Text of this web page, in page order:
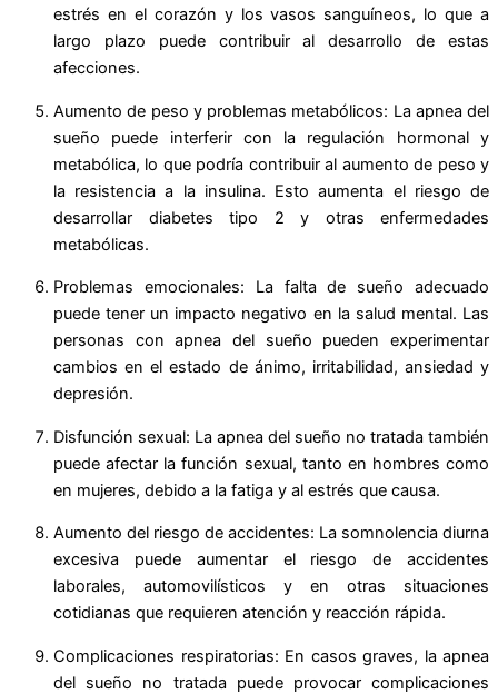
estrés en el corazón y los vasos sanguíneos, lo que a
largo plazo puede contribuir al desarrollo de estas
afecciones.
Aumento de peso y problemas metabólicos: La apnea del
sueño puede interferir con la regulación hormonal y
metabólica, lo que podría contribuir al aumento de peso y
la resistencia a la insulina. Esto aumenta el riesgo de
desarrollar diabetes tipo 2 y otras enfermedades
metabólicas.
Problemas emocionales: La falta de sueño adecuado
puede tener un impacto negativo en la salud mental. Las
personas con apnea del sueño pueden experimentar
cambios en el estado de ánimo, irritabilidad, ansiedad y
depresión.
Disfunción sexual: La apnea del sueño no tratada también
puede afectar la función sexual, tanto en hombres como
en mujeres, debido a la fatiga y al estrés que causa.
Aumento del riesgo de accidentes: La somnolencia diurna
excesiva puede aumentar el riesgo de accidentes
laborales, automovilísticos y en otras situaciones
cotidianas que requieren atención y reacción rápida.
Complicaciones respiratorias: En casos graves, la apnea
del sueño no tratada puede provocar complicaciones